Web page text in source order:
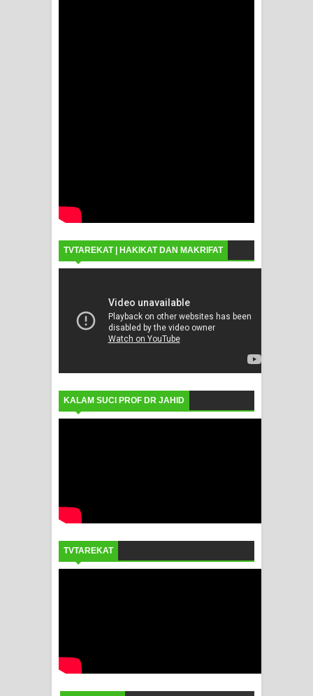
TVTAREKAT | HAKIKAT DAN MAKRIFAT
KALAM SUCI PROF DR JAHID
TVTAREKAT